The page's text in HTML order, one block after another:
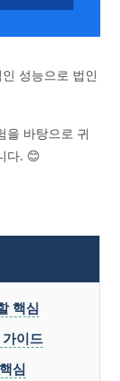
성능으로 법인
을 바탕으로 귀
다. 😊
핵심
이드
심